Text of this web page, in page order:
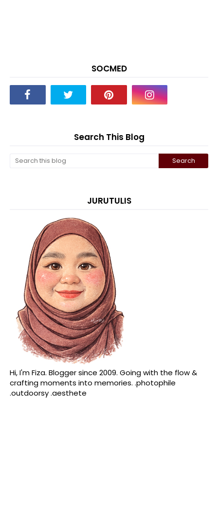
SOCMED
Search This Blog
JURUTULIS
Hi, I'm Fiza. Blogger since 2009. Going with the flow &
crafting moments into memories. .photophile
.outdoorsy .aesthete